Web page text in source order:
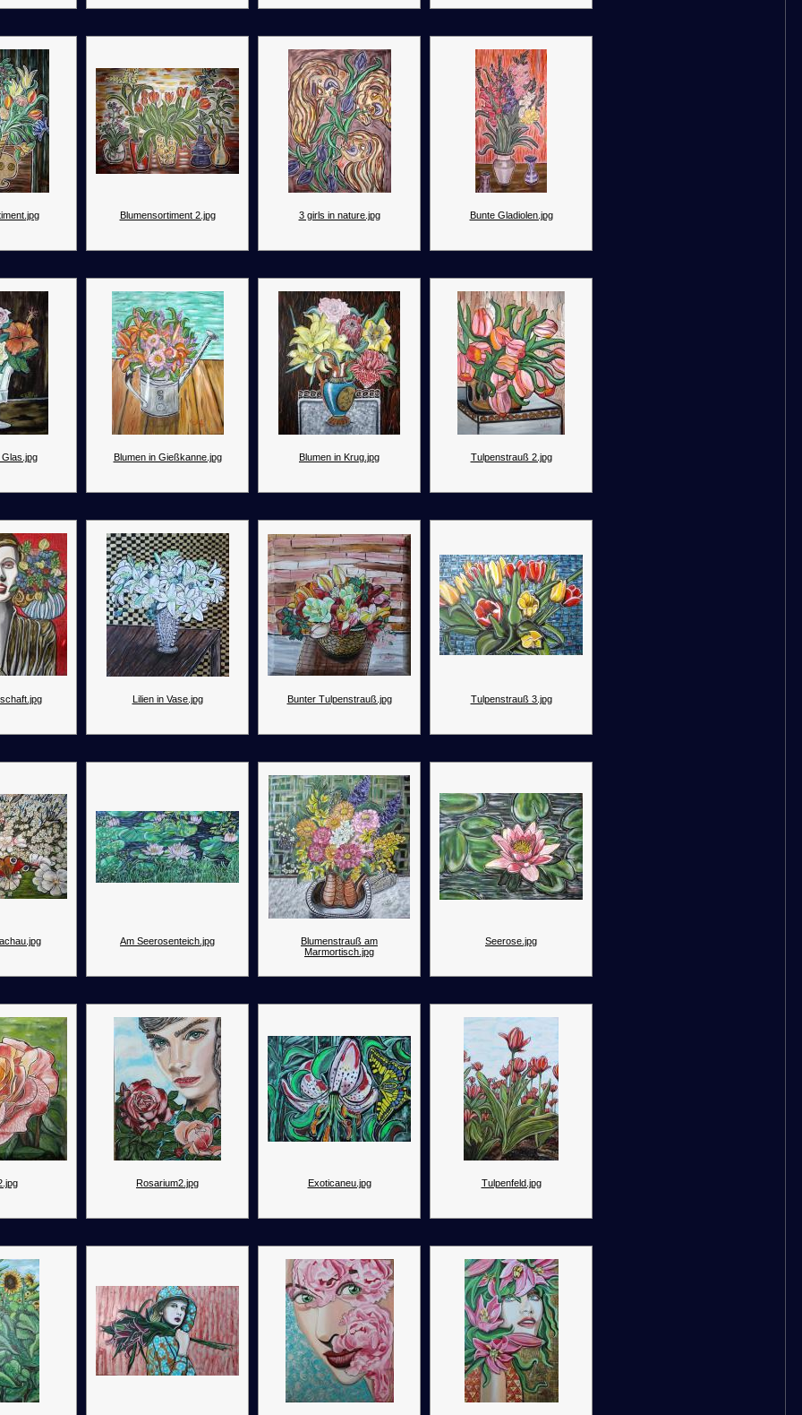
Blumensortiment 2.jpg 3 girls in nature.jpg Bunte Gladiolen.jpg
Blumen in Gießkanne.jpg Blumen in Krug.jpg Tulpenstrauß 2.jpg
Lilien in Vase.jpg Bunter Tulpenstrauß.jpg Tulpenstrauß 3.jpg
Am Seerosenteich.jpg
Blumenstrauß am
Marmortisch.jpg
Seerose.jpg
Rosarium2.jpg Exoticaneu.jpg Tulpenfeld.jpg